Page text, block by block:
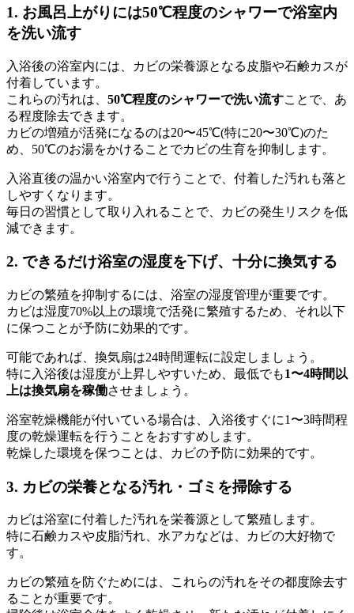
1. お風呂上がりには50℃程度のシャワーで浴室内
を洗い流す
入浴後の浴室内には、カビの栄養源となる皮脂や石鹸カスが
付着しています。
これらの汚れは、 50℃程度のシャワーで洗い流すことで、あ
る程度除去できます。
カビの増殖が活発になるのは20〜45℃(特に20〜30℃)のた
め、50℃のお湯をかけることでカビの生育を抑制します。
入浴直後の温かい浴室内で行うことで、付着した汚れも落と
しやすくなります。
毎日の習慣として取り入れることで、カビの発生リスクを低
減できます。
2. できるだけ浴室の湿度を下げ、十分に換気する
カビの繁殖を抑制するには、浴室の湿度管理が重要です。
カビは湿度70%以上の環境で活発に繁殖するため、それ以下
に保つことが予防に効果的です。
可能であれば、換気扇は24時間運転に設定しましょう。
特に入浴後は湿度が上昇しやすいため、最低でも1〜4時間以
上は換気扇を稼働させましょう。
浴室乾燥機能が付いている場合は、入浴後すぐに1〜3時間程
度の乾燥運転を行うことをおすすめします。
乾燥した環境を保つことは、カビの予防に効果的です。
3. カビの栄養となる汚れ・ゴミを掃除する
カビは浴室に付着した汚れを栄養源として繁殖します。
特に石鹸カスや皮脂汚れ、水アカなどは、カビの大好物で
す。
カビの繁殖を防ぐためには、これらの汚れをその都度除去す
ることが重要です。